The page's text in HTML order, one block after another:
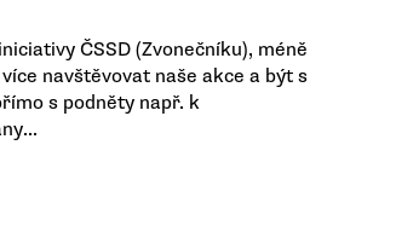
ČSSD (Zvonečníku), méně
navštěvovat naše akce a být s
s podněty např. k